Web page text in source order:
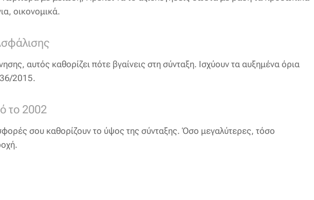
οικονομικά.
αυτός καθορίζει πότε βγαίνεις στη σύνταξη. Ισχύουν τα αυξημένα όρια
2015.
το 2002
σου καθορίζουν το ύψος της σύνταξης. Όσο μεγαλύτερες, τόσο